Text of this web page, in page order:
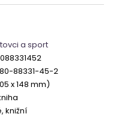
a sport
88331-45-2
x 148 mm)
knižní